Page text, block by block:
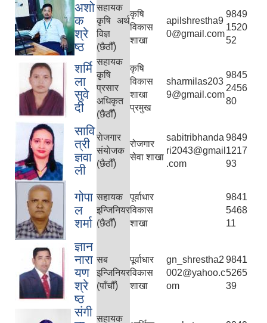
अशो
क
श्रे
ष्‍ठ
सहायक
कृषि अर्थ
विज्ञ
(छैठौँ)
कृषि
विकास
शाखा
apilshrestha9
0@gmail.com
9849
1520
52
शर्मि
ला
सुवे
दी
सहायक
कृषि
प्रसार
अधिकृत
(छैठौँ)
कृषि
विकास
शाखा
प्रमुख
sharmilas203
9@gmail.com
9845
2456
80
सावि
त्री
ज्ञवा
ली
राेजगार
संयाेजक
(छैठौँ)
रोजगार
सेवा शाखा
sabitribhanda
ri2043@gmail
.com
9849
1217
93
गोपा
ल
शर्मा
सहायक
इन्जिनियर
(छैठौँ)
पूर्वाधार
विकास
शाखा
9841
5468
11
ज्ञान
नारा
यण
श्रे
ष्ठ
सब
इन्जिनियर
(पाँचौँ)
पूर्वाधार
विकास
शाखा
gn_shrestha2
002@yahoo.c
om
9841
5265
39
संगी सहायक